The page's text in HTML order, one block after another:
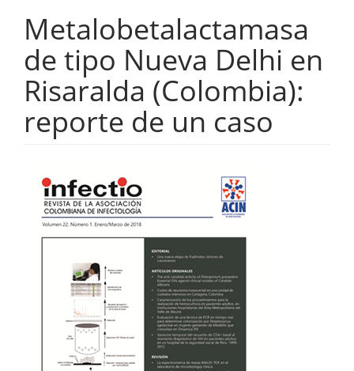
Metalobetalactamasa
de tipo Nueva Delhi en
Risaralda (Colombia):
reporte de un caso
Barra
lateral
del